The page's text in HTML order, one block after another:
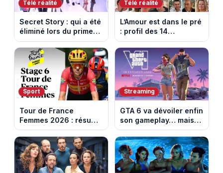
Télé réalité
Secret Story : qui a été
éliminé lors du prime
du 6 août 2026 sur
TMC ?
Télé réalité
L’Amour est dans le pré
: profil des 14
agriculteurs, speed
dating inédit et de
nouvelles histoires
d’amour
Sport
Tour de France
Femmes 2026 : résumé
vidéo de la 6e étape
entre Montbrison et
Tournon-sur-Rhône
Streaming
GTA 6 va dévoiler enfin
son gameplay… mais
d’abord sur Netflix